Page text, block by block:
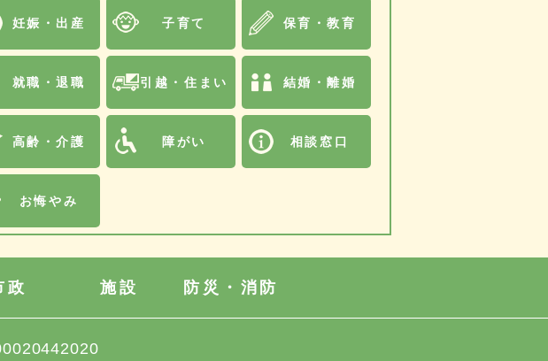
妊娠・出産 子育て 保育・教育
就職・退職 引越・住まい 結婚・離婚
高齢・介護 障がい 相談窓口
お悔やみ
政 施設 防災・消防